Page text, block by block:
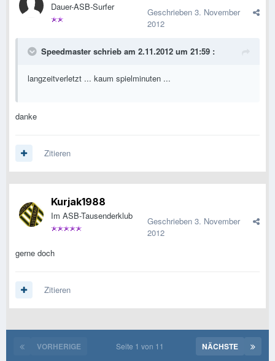
Dauer-ASB-Surfer Geschrieben 3. November
2012
Speedmaster schrieb am 2.11.2012 um 21:59 :
langzeitverletzt ... kaum spielminuten ...
danke
Zitieren
Kurjak1988
Im ASB-Tausenderklub Geschrieben 3. November
2012
gerne doch
Zitieren
VORHERIGE NÄCHSTE
Seite 1 von 11